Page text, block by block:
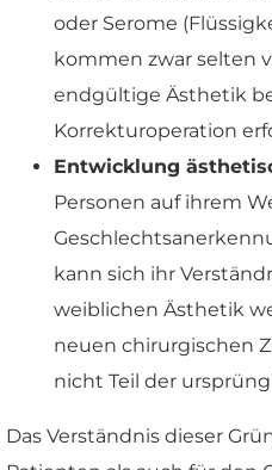
oder Serome
kommen zwar selten
endgültige Ästhetik
Korrekturoperation
Entwicklung
Personen auf ihrem
kann sich ihr
weiblichen Ästhetik
neuen chirurgischen
nicht Teil der
Das Verständnis dieser